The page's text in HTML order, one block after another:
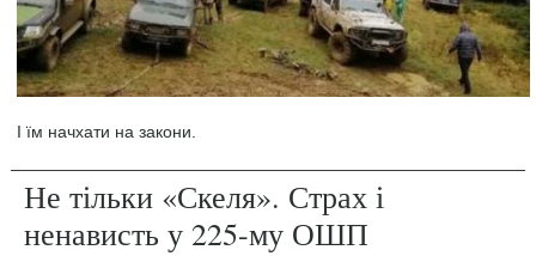
І їм начхати на закони.
Не тільки «Скеля». Страх і
ненависть у 225-му ОШП